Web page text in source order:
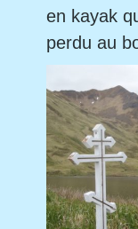
en kayak
perdu au